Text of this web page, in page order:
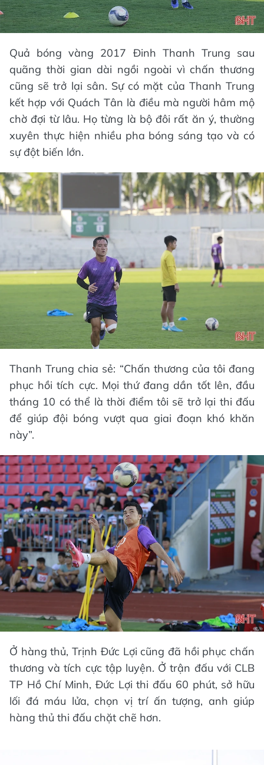
Quả bóng vàng 2017 Đinh Thanh Trung sau
quãng thời gian dài ngồi ngoài vì chấn thương
cũng sẽ trở lại sân. Sự có mặt của Thanh Trung
kết hợp với Quách Tân là điều mà người hâm mộ
chờ đợi từ lâu. Họ từng là bộ đôi rất ăn ý, thường
xuyên thực hiện nhiều pha bóng sáng tạo và có
sự đột biến lớn.
Thanh Trung chia sẻ: “Chấn thương của tôi đang
phục hồi tích cực. Mọi thứ đang dần tốt lên, đầu
tháng 10 có thể là thời điểm tôi sẽ trở lại thi đấu
để giúp đội bóng vượt qua giai đoạn khó khăn
này”.
Ở hàng thủ, Trịnh Đức Lợi cũng đã hồi phục chấn
thương và tích cực tập luyện. Ở trận đấu với CLB
TP Hồ Chí Minh, Đức Lợi thi đấu 60 phút, sở hữu
lối đá máu lửa, chọn vị trí ấn tượng, anh giúp
hàng thủ thi đấu chặt chẽ hơn.